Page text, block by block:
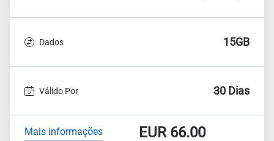
Dados 15GB
Válido Por 30 Dias
Mais informações EUR66.00